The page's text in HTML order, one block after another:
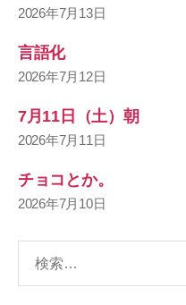
2026年7月13日
言語化
2026年7月12日
7月11日（土）朝
2026年7月11日
チョコとか。
2026年7月10日